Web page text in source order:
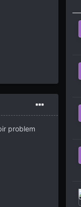
problem